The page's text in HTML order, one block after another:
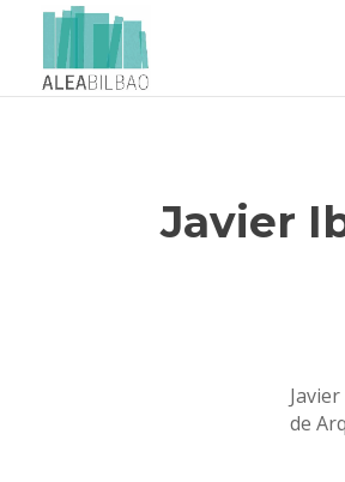
Javier
de